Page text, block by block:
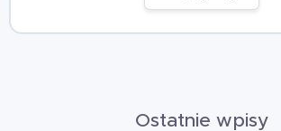
Ostatnie wpisy